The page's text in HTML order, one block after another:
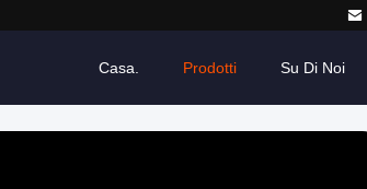
Casa. Prodotti Su Di Noi